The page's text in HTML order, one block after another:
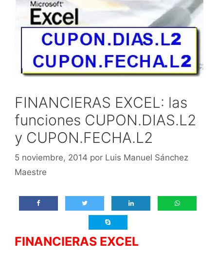
FINANCIERAS EXCEL: las
funciones CUPON.DIAS.L2
y CUPON.FECHA.L2
5 noviembre, 2014 por Luis Manuel Sánchez
Maestre
FINANCIERAS EXCEL